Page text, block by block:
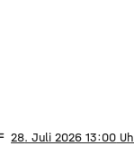
28. Juli 2026 13:00